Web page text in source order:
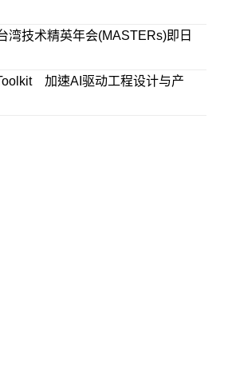
湾技术精英年会(MASTERs)即日
加速AI驱动工程设计与产